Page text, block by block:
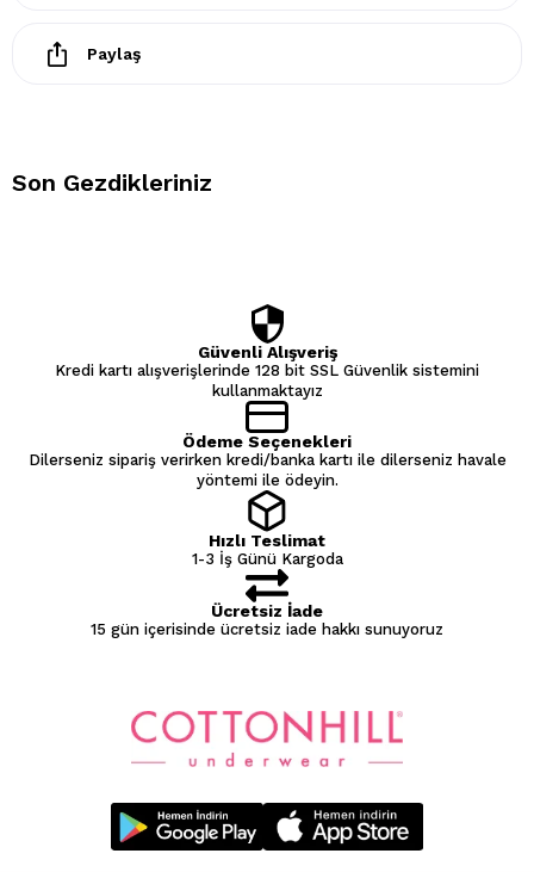
Paylaş
Son Gezdikleriniz
Güvenli Alışveriş
Kredi kartı alışverişlerinde 128 bit SSL Güvenlik sistemini
kullanmaktayız
Ödeme Seçenekleri
Dilerseniz sipariş verirken kredi/banka kartı ile dilerseniz havale
yöntemi ile ödeyin.
Hızlı Teslimat
1-3 İş Günü Kargoda
Ücretsiz İade
15 gün içerisinde ücretsiz iade hakkı sunuyoruz